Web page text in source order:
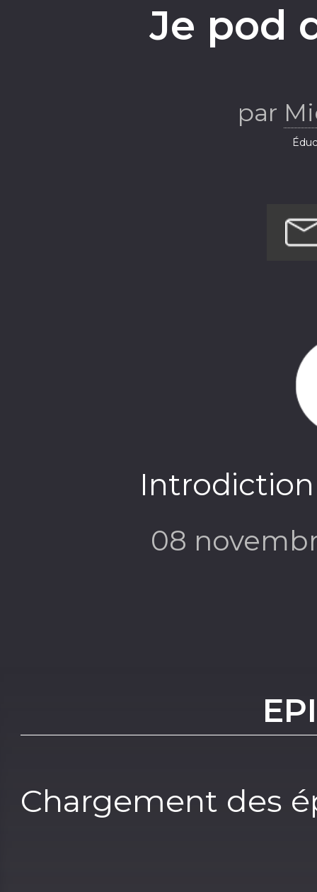
Je pod
par
08
Chargement des